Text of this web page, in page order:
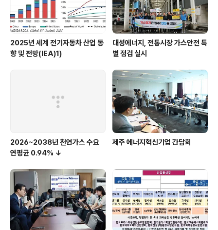
2025년 세계 전기자동차 산업 동
향 및 전망(IEA)1)
대성에너지, 전통시장 가스안전 특
별 점검 실시
2026~2038년 천연가스 수요
연평균 0.94% ↓
제주 에너지혁신기업 간담회